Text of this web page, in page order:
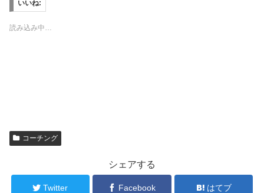
いいね:
読み込み中…
コーチング
シェアする
Twitter Facebook はてブ